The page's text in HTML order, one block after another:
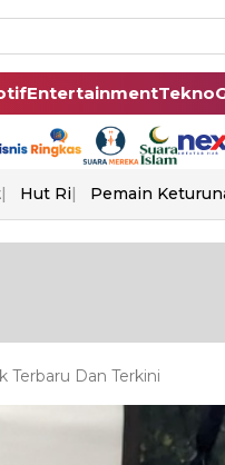
EntertainmentTekno
Hut Ri Pemain
Dan Terkini